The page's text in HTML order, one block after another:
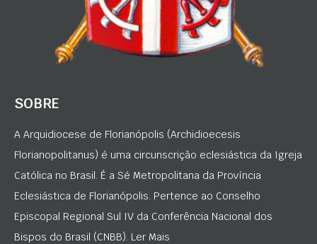
SOBRE
A Arquidiocese de Florianópolis (Archidioecesis
Florianopolitanus) é uma circunscrição eclesiástica da Igreja
Católica no Brasil. É a Sé Metropolitana da Província
Eclesiástica de Florianópolis. Pertence ao Conselho
Episcopal Regional Sul IV da Conferência Nacional dos
Bispos do Brasil (CNBB). Ler Mais